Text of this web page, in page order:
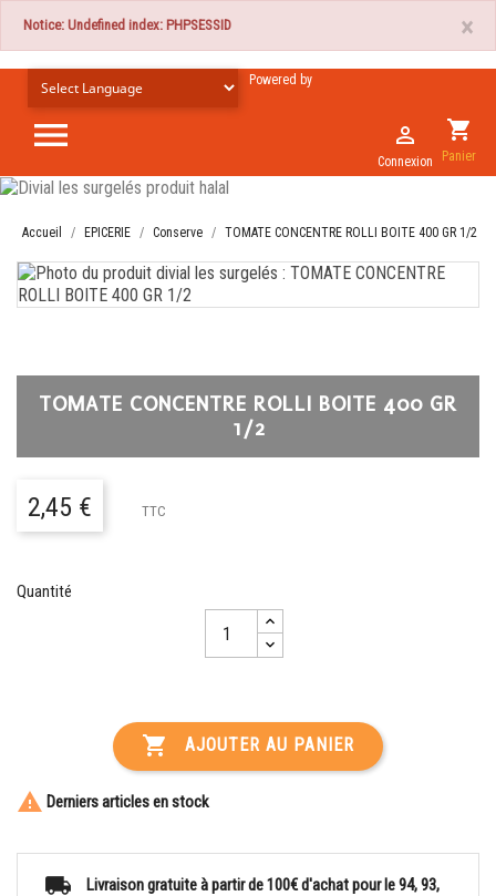
×
Notice: Undefined index: PHPSESSID
Powered by
 shopping_cart
Panier

Connexion
Accueil EPICERIE Conserve TOMATE CONCENTRE ROLLI BOITE 400 GR 1/2
TOMATE CONCENTRE ROLLI BOITE 400 GR
1/2
2,45 € TTC
Quantité
 AJOUTER AU PANIER
 Derniers articles en stock
Livraison gratuite à partir de 100€ d'achat pour le 94, 93,